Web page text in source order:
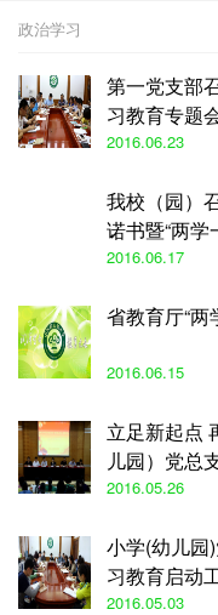
政治学习
第一党支部
习教育专题
2016.06.23
我校（园）
诺书暨“两学
2016.06.17
省教育厅“
2016.06.15
立足新起点
儿园）党总
做”...
2016.05.26
小学(幼儿园
习教育启动
2016.05.03